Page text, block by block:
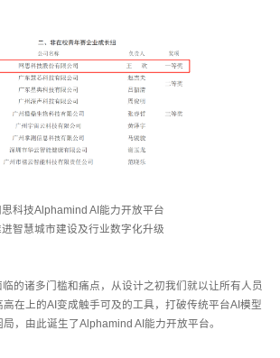
思科技Alphamind AI能力开放平台
进智慧城市建设及行业数字化升级
的诸多门槛和痛点，从设计之初我们就以让所有人员
在上的AI变成触手可及的工具，打破传统平台AI模型
，由此诞生了Alphamind AI能力开放平台。